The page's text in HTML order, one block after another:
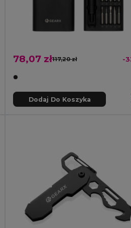
78,07 zł117,20 zł -
Dodaj Do Koszyka